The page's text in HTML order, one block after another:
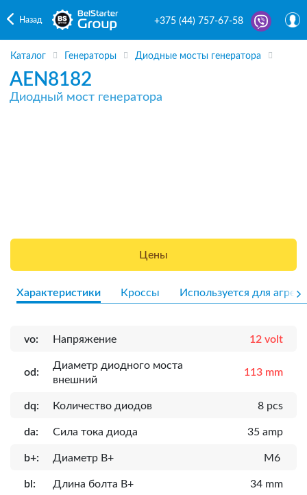
Назад +375 (44) 757-67-58
Каталог Генераторы Диодные мосты генератора
AEN8182
Диодный мост генератора
Цены
Характеристики Кроссы Используется для
vo: Напряжение 12 volt
od:
Диаметр диодного моста
внешний
113 mm
dq: Количество диодов 8 pcs
da: Сила тока диода 35 amp
b+: Диаметр B+ M6
bl: Длина болта B+ 34 mm